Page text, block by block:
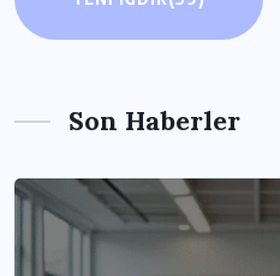
Son Haberler